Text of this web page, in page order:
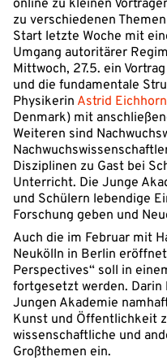
online zu kleinen
zu verschiedenen
Start letzte Woche mit
Umgang autoritärer
Mittwoch, 27.5. ein
und die fundamentale
Physikerin Astrid Eichhorn
Denmark) mit
Weiteren sind
Disziplinen zu Gast bei
Unterricht. Die Junge
und Schülern lebendige
Forschung geben und
Auch die im Februar mit
Neukölln in Berlin
Perspectives“ soll in
fortgesetzt werden.
Jungen Akademie
Kunst und Öffentlichkeit
wissenschaftliche und
Großthemen ein.